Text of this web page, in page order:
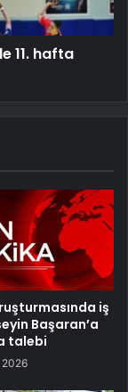
11. hafta
iş
Başaran’a
talebi
2026